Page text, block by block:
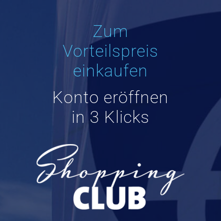
Zum
Vorteilspreis
einkaufen
Konto eröffnen
in 3 Klicks